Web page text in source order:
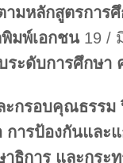
ามหลักสูตรกา
มพ์เอกชน19 /
ระดับการศึกษา
กรอบคุณธรรม
ารป้องกันและ
ธิการ และกระ